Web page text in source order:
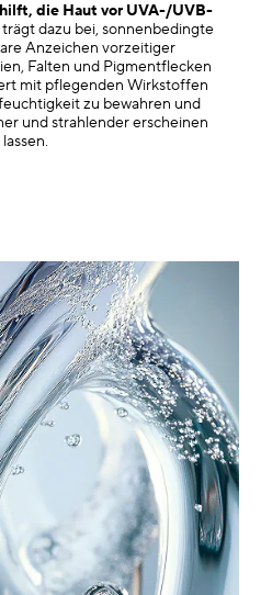
die Haut vor UVA-/UVB-
dazu bei, sonnenbedingte
Anzeichen vorzeitiger
Falten und Pigmentflecken
mit pflegenden Wirkstoffen
zu bewahren und
und strahlender erscheinen